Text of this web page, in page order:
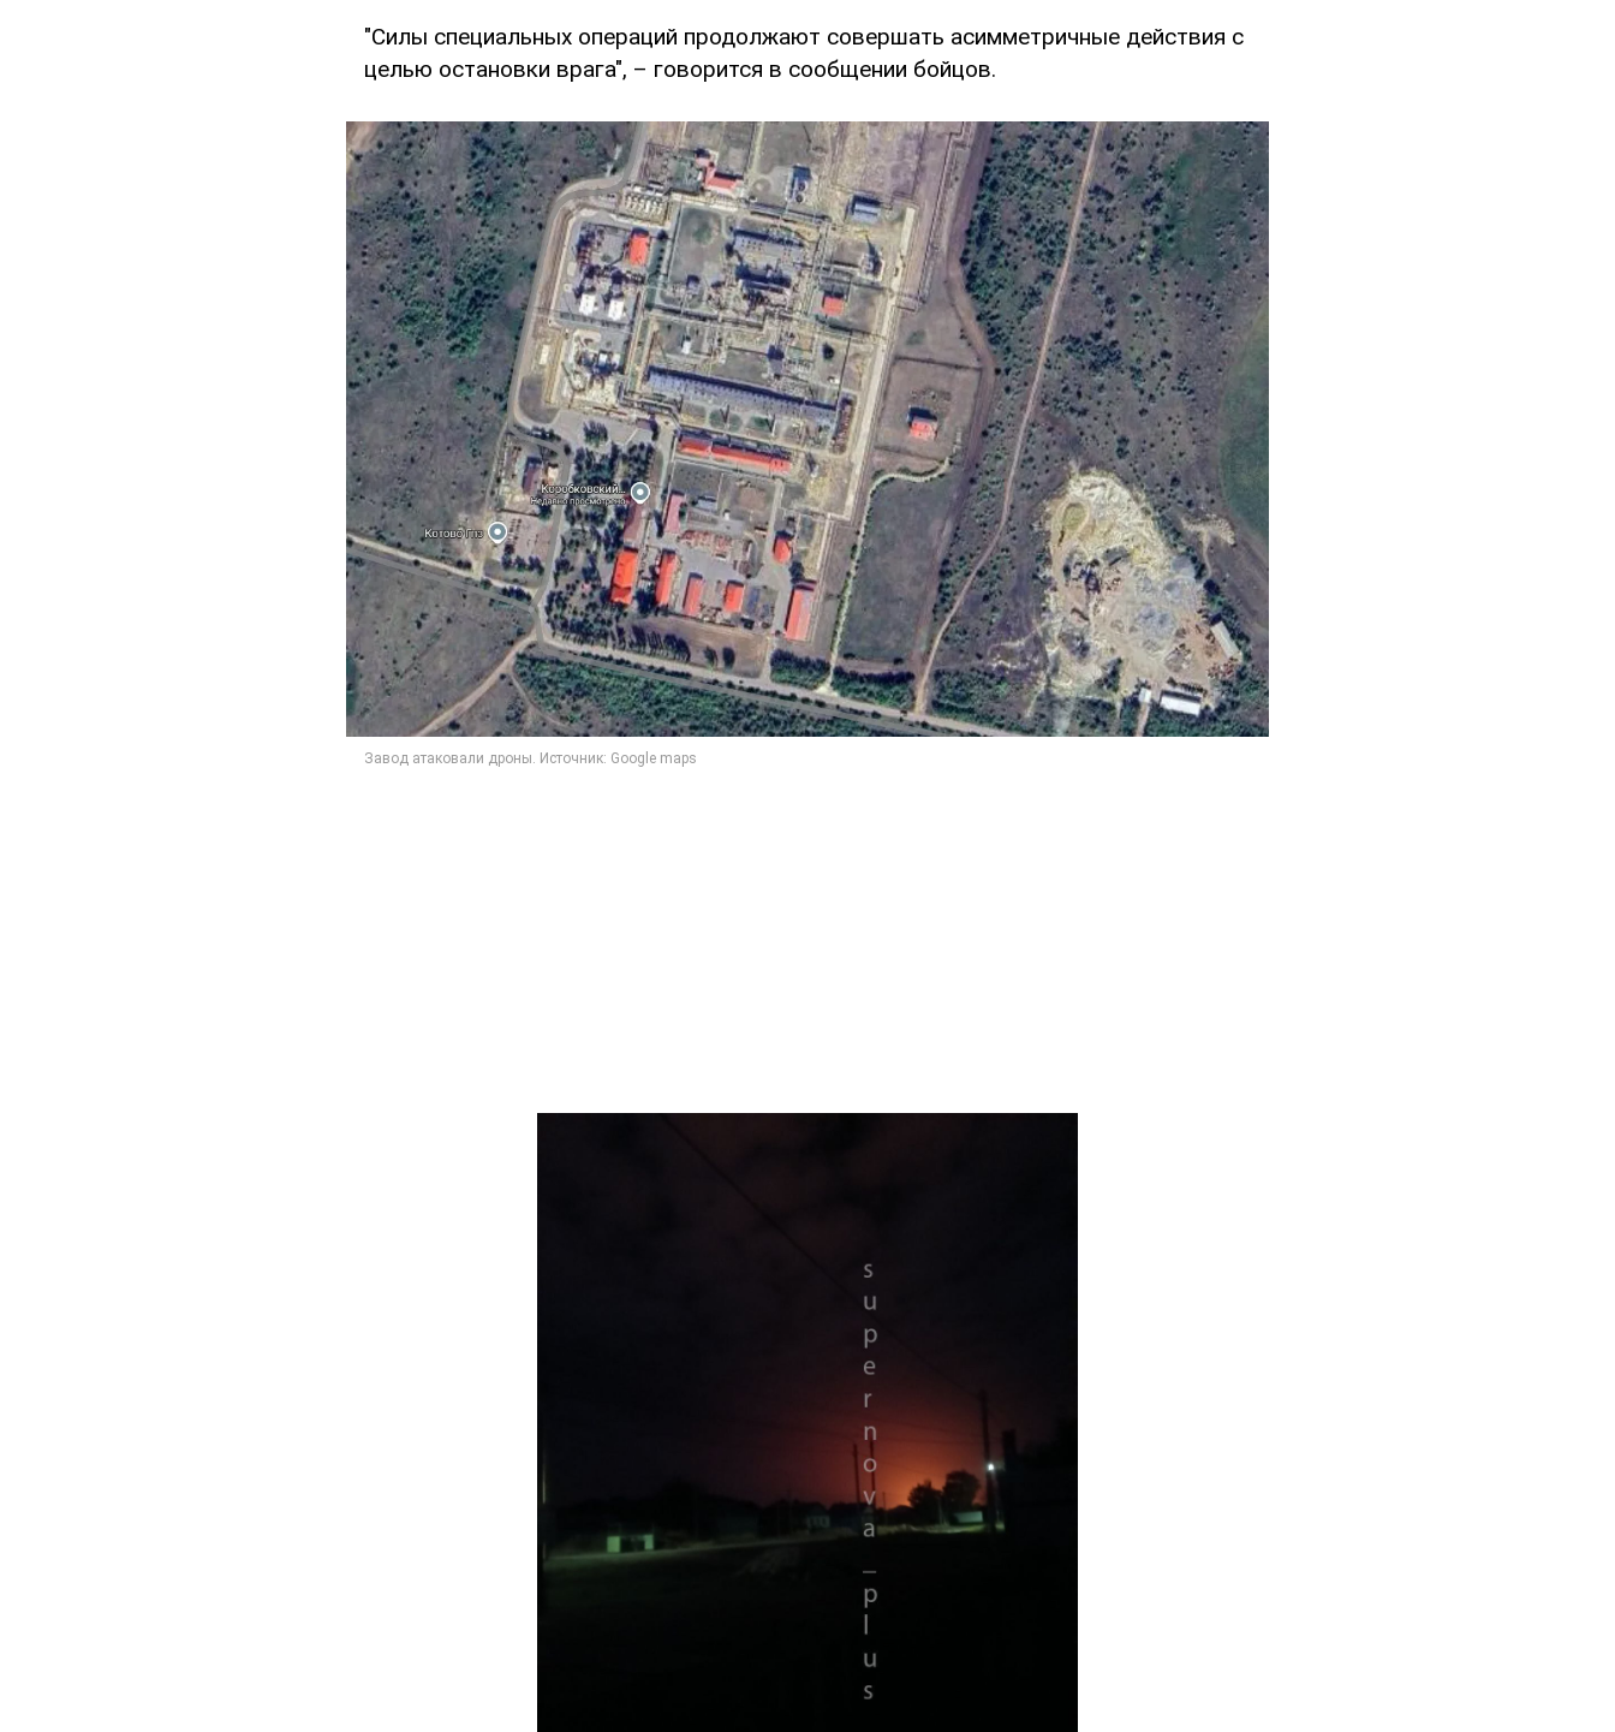
"Силы специальных операций продолжают совершать асимметричные действия с
целью остановки врага", – говорится в сообщении бойцов.